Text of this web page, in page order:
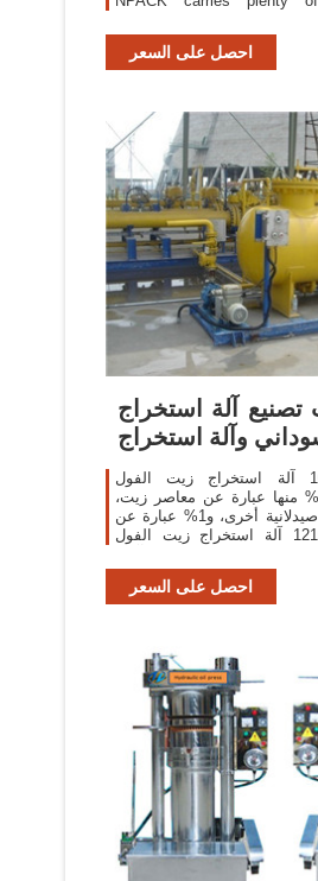
many other water-thin to
products. We offer a
احصل على السعر
آلة استخراج
وآلة استخراج
يقدم منتجات 10829 آلة استخراج زيت الفول
السوداني. حوالي 10% منها عبارة عن معاصر زيت،
و1% عبارة عن آلات صيدلانية أخرى، و1% عبارة عن
معدات فرز. هناك 1215 آلة استخراج زيت الفول
احصل على السعر